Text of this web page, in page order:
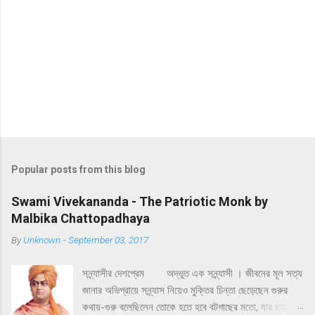
Popular posts from this blog
Swami Vivekananda - The Patriotic Monk by
Malbika Chattopadhaya
ByUnknown -September 03, 2017
সন্ন্যাসীর দেশপ্রেম অদ্ভুত এক সন্ন্যাসী । জীবনের মূল সত্য
জানার অভিপ্রায়ে সন্ন্যাস নিয়েও মুক্তির চিন্তা ছেড়েছেন গুরুর
কথায়-গুরু বলেছিলেন তোকে হতে হবে বটগাছের মতো, যার ছায়ায়